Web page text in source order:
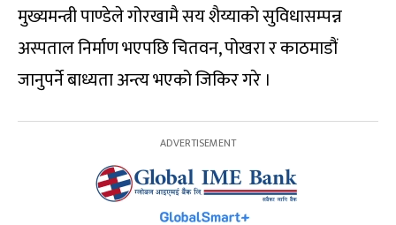
मुख्यमन्त्री पाण्डेले गोरखामै सय शैय्याको सुविधासम्पन्न
अस्पताल निर्माण भएपछि चितवन, पोखरा र काठमाडौं
जानुपर्ने बाध्यता अन्त्य भएको जिकिर गरे ।